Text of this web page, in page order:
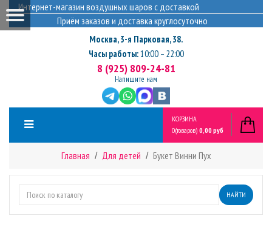
Интернет-магазин воздушных шаров с доставкой
Приём заказов и доставка круглосуточно
Москва,3-я Парковая, 38.
Часы работы:10:00 – 22:00
8 (925) 809-24-81
Напишите нам
КОРЗИНА
0(товаров) 0,00 руб
Главная Для детей Букет Винни Пух
НАЙТИ